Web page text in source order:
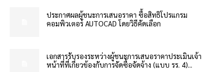
ประกาศผลผู้ชนะการเสนอราคา ซื้อสิทธิโปรแกรม
คอมพิวเตอร์ AUTOCAD โดยวิธีคัดเลือก
เอกสารรับรองระหว่างผู้ชนะการเสนอราคาประเมินเจ้า
หน้าที่ที่เกี่ยวข้องกับการจัดซื้อจัดจ้าง (แบบ รร. 4)...